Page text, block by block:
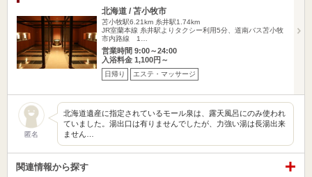
北海道 / 苫小牧市
苫小牧駅6.21km 糸井駅1.74km
JR室蘭本線 糸井駅よりタクシー利用5分、道南バス苫小牧
市内路線 1…
営業時間 9:00～24:00
入浴料金 1,100円～
日帰り エステ・マッサージ
匿名
北海道遺産に指定されているモール泉は、露天風呂にのみ使われ
ていました。湯出口は有りませんでしたが、力強い湯は長湯出来
ません…
関連情報から探す